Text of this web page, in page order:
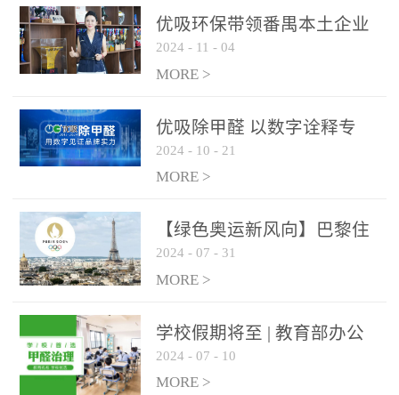
优吸环保带领番禺本​土企业
勇敢破局向“新”
2024 - 11 - 04
MORE >
优吸除甲醛 以数字诠释专
业，尽显除醛品牌实力！
2024 - 10 - 21
MORE >
【绿色奥运新风向】巴黎住
宿风波：优吸环保共建健康
绿色家居
2024 - 07 - 31
MORE >
学校假期将至 | 教育部办公
厅关于加强学校新建校舍室
内空气质量管理通知
2024 - 07 - 10
MORE >